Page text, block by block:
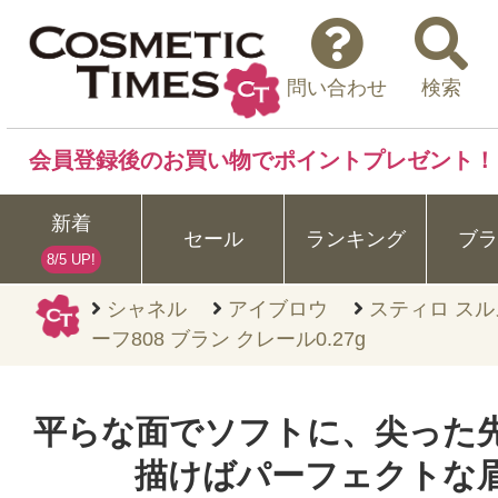
シャネル アイブロウ
スティロ ス
ーフ808 ブラン クレール0.27g
問い合わせ 検索
会員登録後のお買い物でポイントプレゼント！
新着
8/5 UP!
セール ランキング ブ
平らな面でソフトに、尖った
描けばパーフェクトな